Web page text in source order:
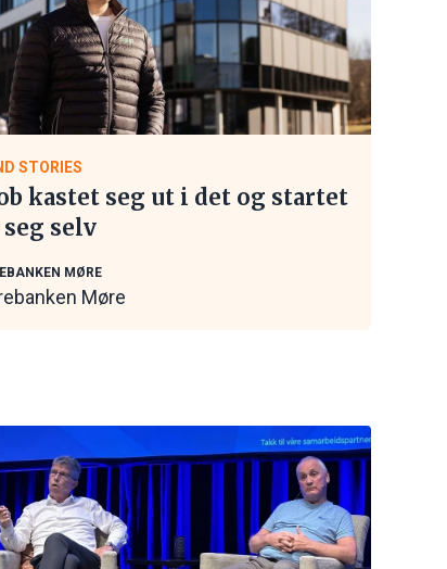
STORIES
kastet seg ut i det og startet
selv
MØRE
Møre